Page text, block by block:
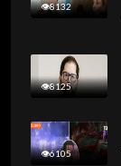
8132
8125
6105